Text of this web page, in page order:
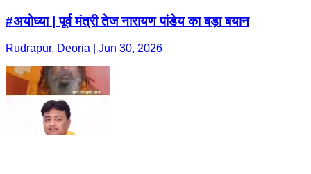
#अयोध्या | पूर्व मंत्री तेज नारायण पांडेय का बड़ा बयान
Rudrapur, Deoria | Jun 30, 2026